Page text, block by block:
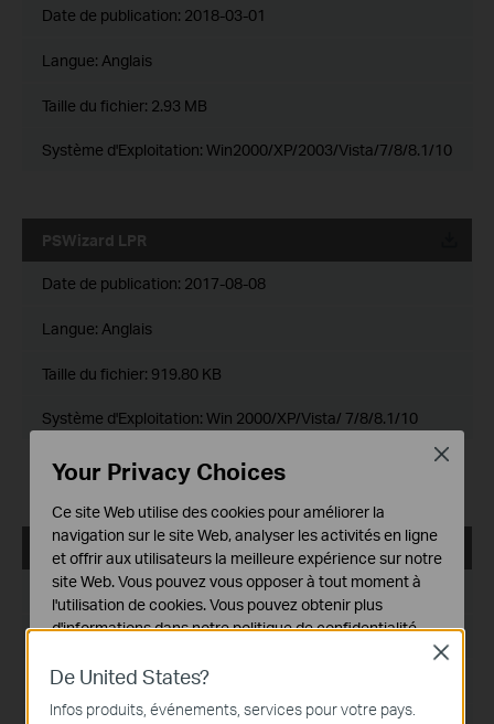
Date de publication: 2018-03-01
Langue: Anglais
Taille du fichier: 2.93 MB
Système d'Exploitation: Win2000/XP/2003/Vista/7/8/8.1/10
PSWizard LPR
Date de publication: 2017-08-08
Langue: Anglais
Taille du fichier: 919.80 KB
Système d'Exploitation: Win 2000/XP/Vista/ 7/8/8.1/10
Modifications and Bug Fixes:
PrintServer_Setup_Wizard
Date de publication:2017-08-08
Langue:Anglais
Taille du fichier:2.93 MB
De United States?
Infos produits, événements, services pour votre pays.
Close
Your Privacy Choices
Ce site Web utilise des cookies pour améliorer la
navigation sur le site Web, analyser les activités en ligne
et offrir aux utilisateurs la meilleure expérience sur notre
site Web. Vous pouvez vous opposer à tout moment à
l'utilisation de cookies. Vous pouvez obtenir plus
d'informations dans notrepolitique de confidentialité.
Cookies basiques
Ces cookies sont nécessaires au fonctionnement du
site Web et ne peuvent pas être désactivés dans vos
Close